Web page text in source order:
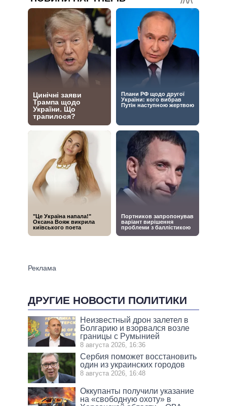
ДРУГИЕ НОВОСТИ ПОЛИТИКИ
Неизвестный дрон залетел в
Болгарию и взорвался возле
границы с Румынией
8 августа 2026, 16:36
Сербия поможет восстановить
один из украинских городов
8 августа 2026, 16:48
Оккупанты получили указание
на «свободную охоту» в